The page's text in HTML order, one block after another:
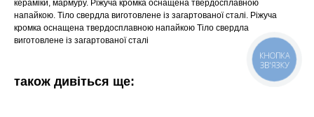
кераміки, мармуру. Ріжуча кромка оснащена твердосплавною
напайкою. Тіло свердла виготовлене із загартованої сталі. Ріжуча
кромка оснащена твердосплавною напайкою Тіло свердла
виготовлене із загартованої сталі
також дивіться ще:
КНОПКА
ЗВ'ЯЗКУ